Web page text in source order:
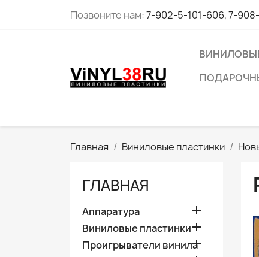
Позвоните нам:7-902-5-101-606, 7-
Главная Виниловые пластинки
ГЛАВНАЯ
Аппаратура 
Виниловые пластинки
Проигрыватели винила
